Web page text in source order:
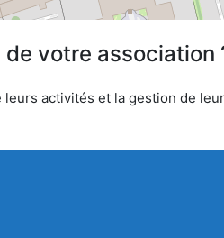
votre association
leurs activités et la gestion de